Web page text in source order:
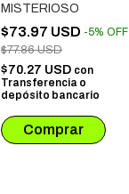
MISTERIOSO
$73.97 USD -5% OFF
$77.86 USD
$70.27 USD con
Transferencia o
depósito bancario